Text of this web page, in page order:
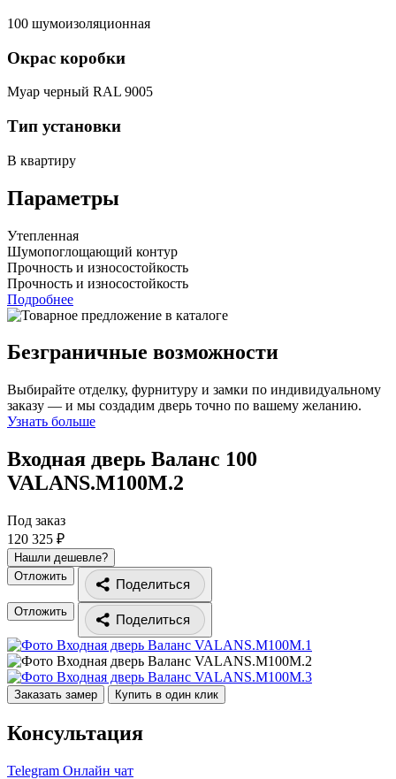
100 шумоизоляционная
Окрас коробки
Муар черный RAL 9005
Тип установки
В квартиру
Параметры
Утепленная
Шумопоглощающий контур
Прочность и износостойкость
Прочность и износостойкость
Подробнее
Безграничные возможности
Выбирайте отделку, фурнитуру и замки по индивидуальному
заказу — и мы создадим дверь точно по вашему желанию.
Узнать больше
Входная дверь Валанс 100
VALANS.M100M.2
Под заказ
120 325 ₽
Нашли дешевле?
Отложить
Поделиться
Отложить
Поделиться
Заказать замер Купить в один клик
Консультация
Telegram Онлайн чат